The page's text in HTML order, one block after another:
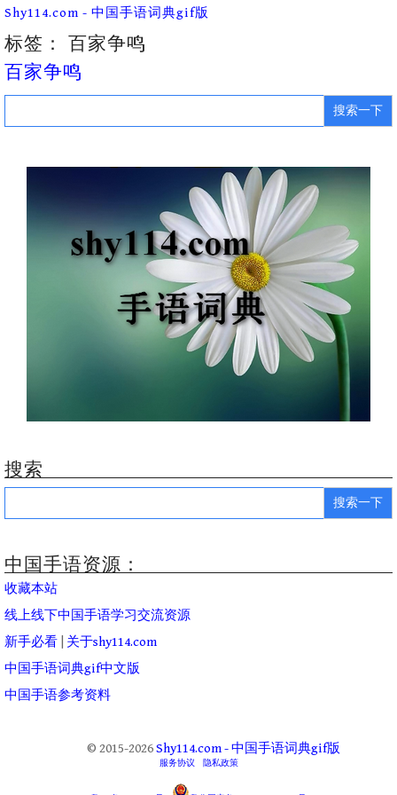
Skip
content
Shy114.com - 中国手语词典gif版
标签： 百家争鸣
百家争鸣
Search
搜索
Search
中国手语资源：
收藏本站
线上线下中国手语学习交流资源
新手必看
关于shy114.com
中国手语词典gif中文版
中国手语参考资料
© 2015-2026Shy114.com - 中国手语词典gif版
服务协议 隐私政策